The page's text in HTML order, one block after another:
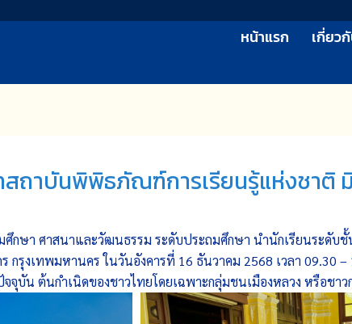
หน้าแรก เกี่ยว
ถาบันพิพิธภัณฑ์การเรียนรู้แห่งชาติ
ศึกษา ศาสนาและวัฒนธรรม ระดับประถมศึกษา นำนักเรียนระดับ
กรุงเทพมหานคร ในวันอังคารที่ 16 ธันวาคม 2568 เวลา 09.30 –
จุบัน ต้นกำเนิดของชาวไทยโดยเฉพาะกลุ่มชนเมืองหลวง หรือชา